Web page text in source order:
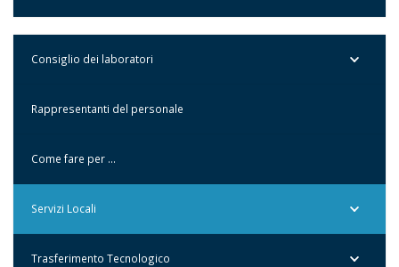
Consiglio dei laboratori
Rappresentanti del personale
Come fare per …
Servizi Locali
Trasferimento Tecnologico